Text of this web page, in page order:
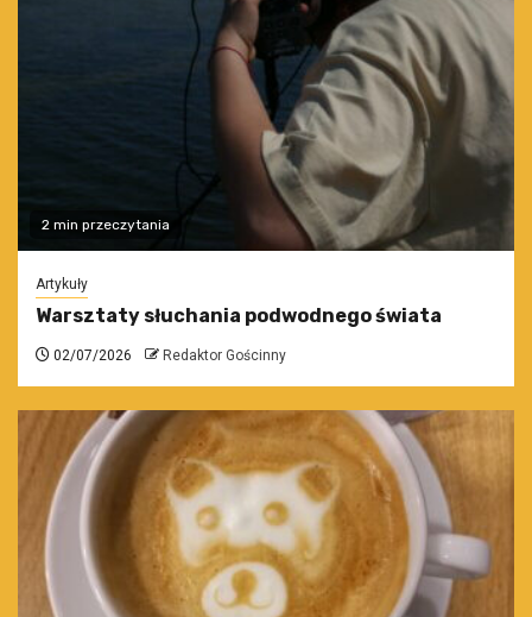
2 min przeczytania
Artykuły
Warsztaty słuchania podwodnego świata
02/07/2026 Redaktor Gościnny